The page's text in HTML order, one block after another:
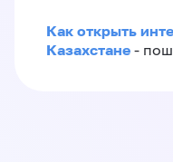
Как открыть
Казахстане -